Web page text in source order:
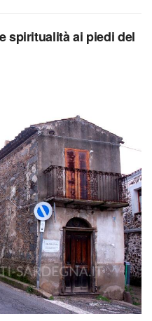
spiritualità ai piedi del